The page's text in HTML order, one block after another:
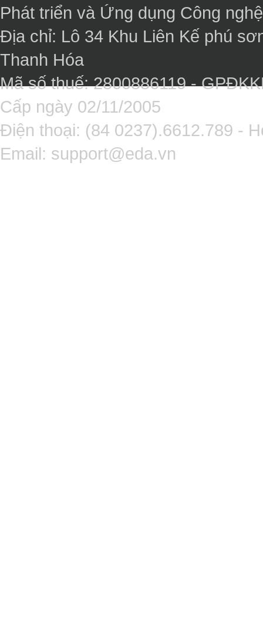
Phát triển và Ứng dụng Công
Địa chỉ: Lô 34 Khu Liên Kế phú
Thanh Hóa
Mã số thuế: 2800886119 -
Cấp ngày 02/11/2005
Điện thoại: (84 0237).6612.789 -
Email: support@eda.vn